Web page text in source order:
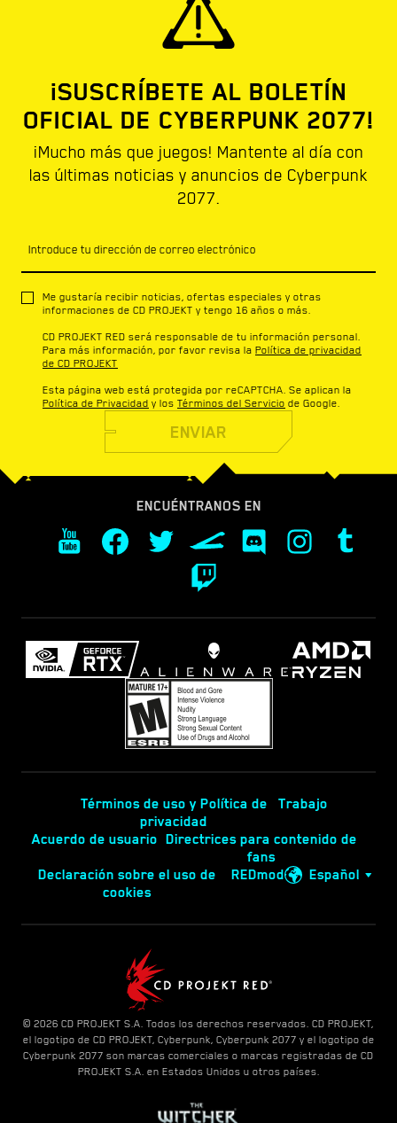
¡SUSCRÍBETE AL BOLETÍN
OFICIAL DE CYBERPUNK 2077!
¡Mucho más que juegos! Mantente al día con
las últimas noticias y anuncios de Cyberpunk
2077.
Introduce tu dirección de correo electrónico
Me gustaría recibir noticias, ofertas especiales y otras
informaciones de CD PROJEKT y tengo 16 años o más.
CD PROJEKT RED será responsable de tu información personal.
Para más información, por favor revisa la Política de privacidad
de CD PROJEKT
Esta página web está protegida por reCAPTCHA. Se aplican la
Política de Privacidad y los Términos del Servicio de Google.
ENVIAR
ENCUÉNTRANOS EN
Términos de uso y Política de
privacidad
Trabajo
Acuerdo de usuario Directrices para contenido de
fans
Declaración sobre el uso de
cookies
REDmod Español
© 2026 CD PROJEKT S.A. Todos los derechos reservados. CD PROJEKT,
el logotipo de CD PROJEKT, Cyberpunk, Cyberpunk 2077 y el logotipo de
Cyberpunk 2077 son marcas comerciales o marcas registradas de CD
PROJEKT S.A. en Estados Unidos u otros países.